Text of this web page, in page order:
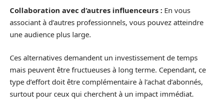
Collaboration avec d’autres influenceurs : En vous
associant à d’autres professionnels, vous pouvez atteindre
une audience plus large.
Ces alternatives demandent un investissement de temps
mais peuvent être fructueuses à long terme. Cependant, ce
type d’effort doit être complémentaire à l’achat d’abonnés,
surtout pour ceux qui cherchent à un impact immédiat.